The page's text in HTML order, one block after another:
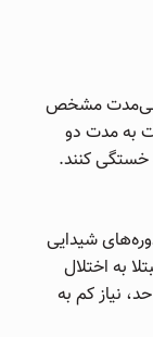
مشخص
به مدت دو
خستگی کنند.
شیدایی
به اختلال
نیاز کم به